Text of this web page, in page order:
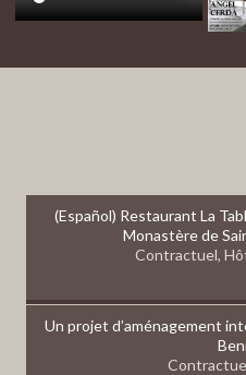
PROJECTS
(Español) Restaurant La
Monastère de
Contractuel,
Un projet d’aménagement